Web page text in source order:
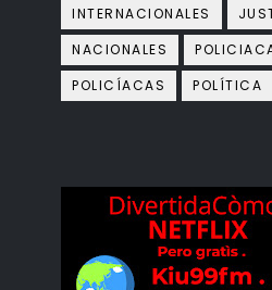
INTERNACIONALES
NACIONALES
POLICÍACAS
POLÍTICA